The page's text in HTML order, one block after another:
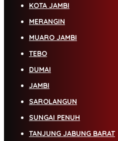
KOTA JAMBI
MERANGIN
MUARO JAMBI
TEBO
DUMAI
JAMBI
SAROLANGUN
SUNGAI PENUH
TANJUNG JABUNG BARAT